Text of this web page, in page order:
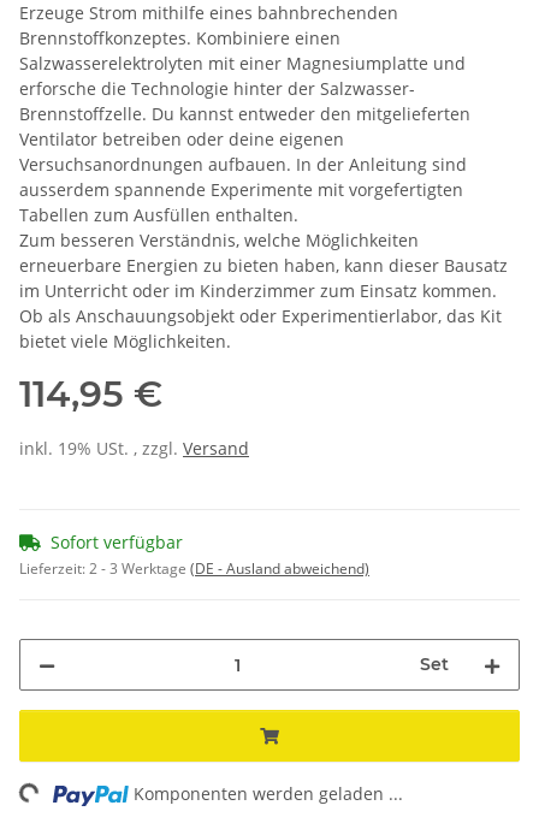
Erzeuge Strom mithilfe eines bahnbrechenden
Brennstoffkonzeptes. Kombiniere einen
Salzwasserelektrolyten mit einer Magnesiumplatte und
erforsche die Technologie hinter der Salzwasser-
Brennstoffzelle. Du kannst entweder den mitgelieferten
Ventilator betreiben oder deine eigenen
Versuchsanordnungen aufbauen. In der Anleitung sind
ausserdem spannende Experimente mit vorgefertigten
Tabellen zum Ausfüllen enthalten.
Zum besseren Verständnis, welche Möglichkeiten
erneuerbare Energien zu bieten haben, kann dieser Bausatz
im Unterricht oder im Kinderzimmer zum Einsatz kommen.
Ob als Anschauungsobjekt oder Experimentierlabor, das Kit
bietet viele Möglichkeiten.
114,95 €
inkl. 19% USt. , zzgl. Versand
Sofort verfügbar
Lieferzeit:2 - 3 Werktage (DE - Ausland abweichend)
Set
Komponenten werden geladen ...